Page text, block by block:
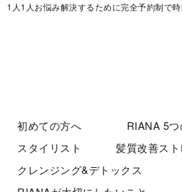
1人1人お悩み解決するために完全予約制で
初めての方へ RIANA 5
スタイリスト
髪質改善ス
クレンジング&デトックス